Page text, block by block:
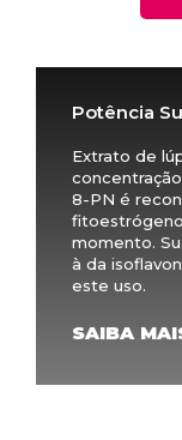
Potência
Extrato de
8-PN é
momento.
à da
este uso.
SAIBA